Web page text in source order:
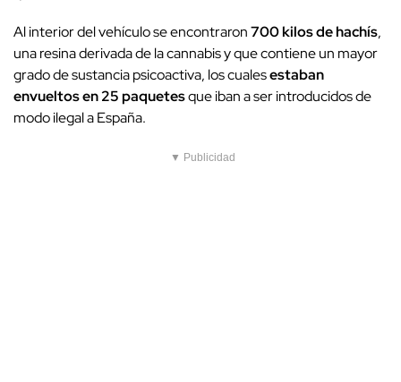
Al interior del vehículo se encontraron700 kilos de hachís,
una resina derivada de la cannabis y que contiene un mayor
grado de sustancia psicoactiva, los cualesestaban
envueltos en 25 paquetesque iban a ser introducidos de
modo ilegal a España.
▼ Publicidad